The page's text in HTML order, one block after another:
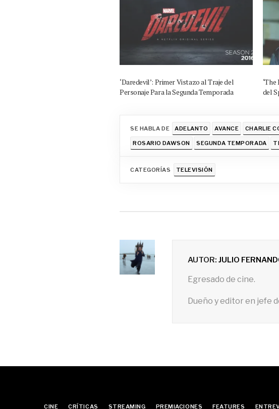
‘Daredevil’: Primer Vistazo al Traje del
Personaje Para la Segunda Temporada
del
SE HABLA DE ADELANTO AVANCE CHARLIE
ROSARIO DAWSON SEGUNDA TEMPORADA
CATEGORÍAS TELEVISIÓN
AUTOR:JULIO
Egresado de cine.
Dueño y editor en jefe
CINE CRÍTICAS STREAMING PREMIACIONES FEATURES